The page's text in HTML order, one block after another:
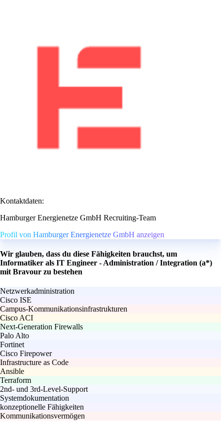
Kontaktdaten:
Hamburger Energienetze GmbH Recruiting-Team
Profil von Hamburger Energienetze GmbH anzeigen
Wir glauben, dass du diese Fähigkeiten brauchst, um
Informatiker als IT Engineer - Administration / Integration (a*)
mit Bravour zu bestehen
Netzwerkadministration
Cisco ISE
Campus-Kommunikationsinfrastrukturen
Cisco ACI
Next-Generation Firewalls
Palo Alto
Fortinet
Cisco Firepower
Infrastructure as Code
Ansible
Terraform
2nd- und 3rd-Level-Support
Systemdokumentation
konzeptionelle Fähigkeiten
Kommunikationsvermögen